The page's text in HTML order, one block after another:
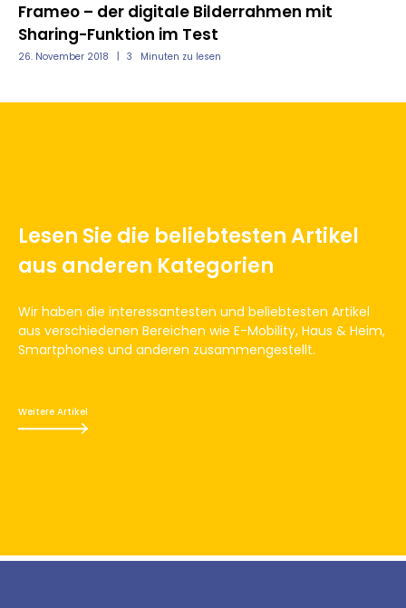
Lesen Sie die beliebtesten Artikel
aus anderen Kategorien
Wir haben die interessantesten und beliebtesten Artikel
aus verschiedenen Bereichen wie E-Mobility, Haus & Heim,
Smartphones und anderen zusammengestellt.
Weitere Artikel
Frameo – der digitale Bilderrahmen mit
Sharing-Funktion im Test
26. November 2018 3 Minuten zu lesen